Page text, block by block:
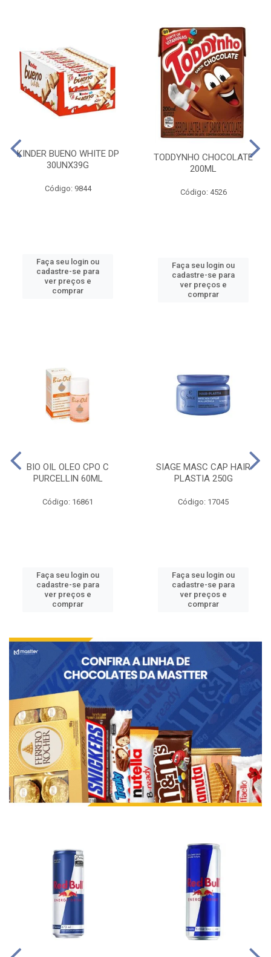
KINDER BUENO WHITE DP
30UNX39G
Código: 9844
Faça seu login ou
cadastre-se para
ver preços e
comprar
TODDYNHO CHOCOLATE
200ML
Código: 4526
Faça seu login ou
cadastre-se para
ver preços e
comprar
BIO OIL OLEO CPO C
PURCELLIN 60ML
Código: 16861
Faça seu login ou
cadastre-se para
ver preços e
comprar
SIAGE MASC CAP HAIR
PLASTIA 250G
Código: 17045
Faça seu login ou
cadastre-se para
ver preços e
comprar